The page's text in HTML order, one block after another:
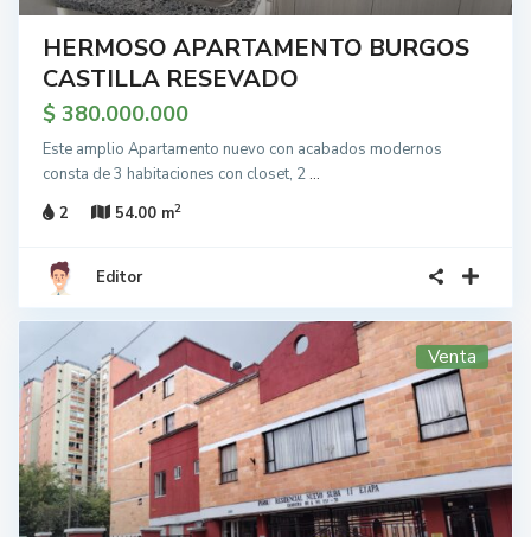
HERMOSO APARTAMENTO BURGOS
CASTILLA RESEVADO
$ 380.000.000
Este amplio Apartamento nuevo con acabados modernos
consta de 3 habitaciones con closet, 2...
2
54.00 m2
Editor
Venta